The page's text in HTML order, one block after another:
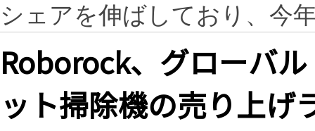
シェアを伸ばしており、今
Roborock、グローバ
ット掃除機の売り上げ